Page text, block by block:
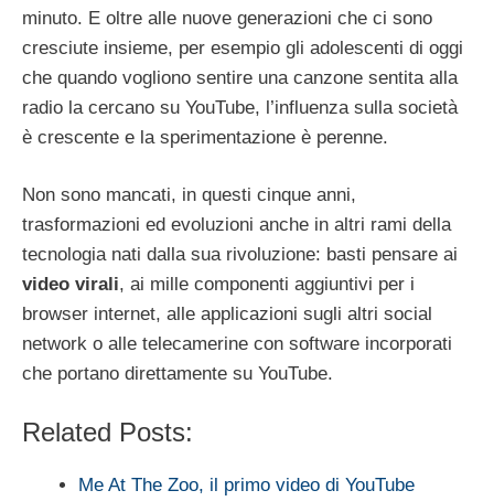
minuto. E oltre alle nuove generazioni che ci sono
cresciute insieme, per esempio gli adolescenti di oggi
che quando vogliono sentire una canzone sentita alla
radio la cercano su YouTube, l’influenza sulla società
è crescente e la sperimentazione è perenne.
Non sono mancati, in questi cinque anni,
trasformazioni ed evoluzioni anche in altri rami della
tecnologia nati dalla sua rivoluzione: basti pensare ai
video virali, ai mille componenti aggiuntivi per i
browser internet, alle applicazioni sugli altri social
network o alle telecamerine con software incorporati
che portano direttamente su YouTube.
Related Posts:
Me At The Zoo, il primo video di YouTube